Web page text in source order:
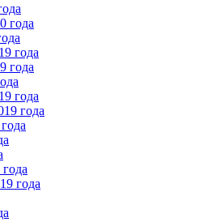
года
года
года
года
года
года